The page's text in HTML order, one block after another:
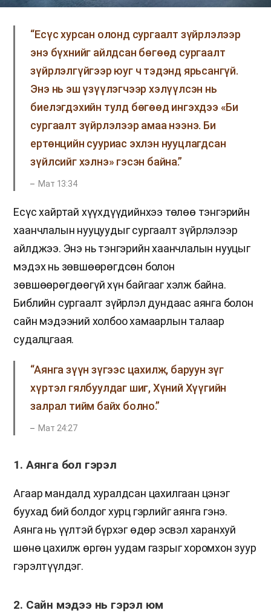
“Есүс хурсан олонд сургаалт зүйрлэлээр
энэ бүхнийг айлдсан бөгөөд сургаалт
зүйрлэлгүйгээр юуг ч тэдэнд ярьсангүй.
Энэ нь эш үзүүлэгчээр хэлүүлсэн нь
биелэгдэхийн тулд бөгөөд ингэхдээ «Би
сургаалт зүйрлэлээр амаа нээнэ. Би
ертөнцийн сууриас эхлэн нууцлагдсан
зүйлсийг хэлнэ» гэсэн байна.”
Мат 13:34
Есүс хайртай хүүхдүүдийнхээ төлөө тэнгэрийн
хаанчлалын нууцуудыг сургаалт зүйрлэлээр
айлджээ. Энэ нь тэнгэрийн хаанчлалын нууцыг
мэдэх нь зөвшөөрөгдсөн болон
зөвшөөрөгдөөгүй хүн байгааг хэлж байна.
Библийн сургаалт зүйрлэл дундаас аянга болон
сайн мэдээний холбоо хамаарлын талаар
судалцгаая.
“Аянга зүүн зүгээс цахилж, баруун зүг
хүртэл гялбуулдаг шиг, Хүний Хүүгийн
залрал тийм байх болно.”
Мат 24:27
1. Аянга бол гэрэл
Агаар мандалд хуралдсан цахилгаан цэнэг
буухад бий болдог хурц гэрлийг аянга гэнэ.
Аянга нь үүлтэй бүрхэг өдөр эсвэл харанхуй
шөнө цахилж өргөн уудам газрыг хоромхон зуур
гэрэлтүүлдэг.
2. Сайн мэдээ нь гэрэл юм